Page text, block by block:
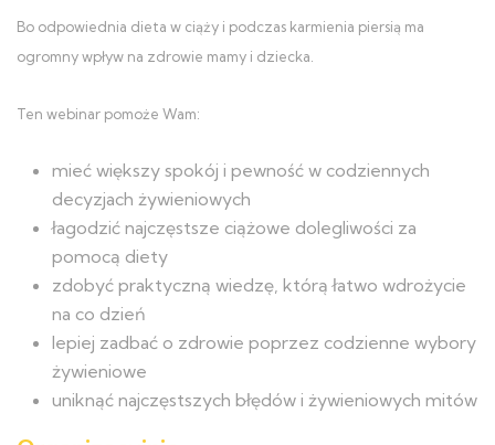
Bo odpowiednia dieta w ciąży i podczas karmienia piersią ma
ogromny wpływ na zdrowie mamy i dziecka.
Ten webinar pomoże Wam:
mieć większy spokój i pewność w codziennych
decyzjach żywieniowych
łagodzić najczęstsze ciążowe dolegliwości za
pomocą diety
zdobyć praktyczną wiedzę, którą łatwo wdrożycie
na co dzień
lepiej zadbać o zdrowie poprzez codzienne wybory
żywieniowe
uniknąć najczęstszych błędów i żywieniowych mitów